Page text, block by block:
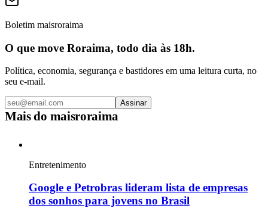
Boletim maisroraima
O que move Roraima, todo dia às 18h.
Política, economia, segurança e bastidores em uma leitura curta, no
seu e-mail.
Assinar
Mais do maisroraima
Entretenimento
Google e Petrobras lideram lista de empresas
dos sonhos para jovens no Brasil